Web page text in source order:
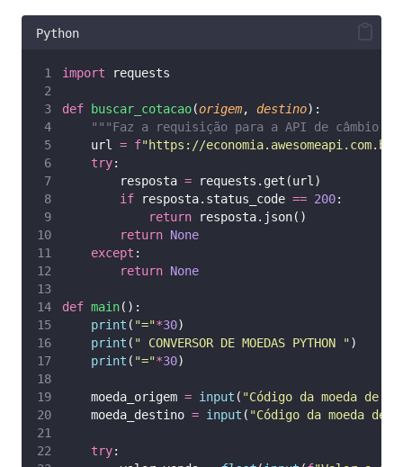
Python
import requests
def buscar_cotacao(origem, destino):
"""Faz a requisição para a API de
    url
= f"https://
try:
        resposta
= requests.get(url)
if resposta.status_code == 200:
return resposta.json()
return None
except :
return None
def main():
print ( "="*30)
print ( " CONVERSOR DE MOEDAS PYTHON " )
print ( "="*30)
    moeda_origem
= input ( "Código da moeda de
    moeda_destino
= input ( "Código da moeda
try: